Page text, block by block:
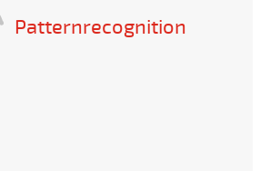
Patternrecognition